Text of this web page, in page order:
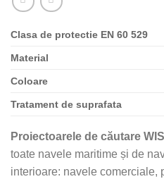
Clasa de protectie EN 60 529
Material
Coloare
Tratament de suprafata
Proiectoarele de căutare
toate navele maritime și de
interioare: navele comerciale,